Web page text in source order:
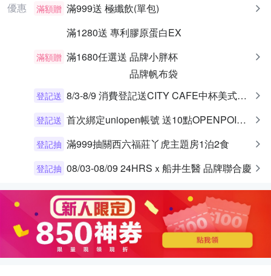
優惠 滿額贈 滿999送 極纖飲(單包)
滿1280送 專利膠原蛋白EX
滿額贈 滿1680任選送 品牌小胖杯
品牌帆布袋
登記送 8/3-8/9 消費登記送CITY CAFE中杯美式乙杯
登記送 首次綁定uniopen帳號 送10點OPENPOINT+統一布丁一個
登記抽 滿999抽關西六福莊丫虎主題房1泊2食
登記抽 08/03-08/09 24HRSｘ船井生醫 品牌聯合慶